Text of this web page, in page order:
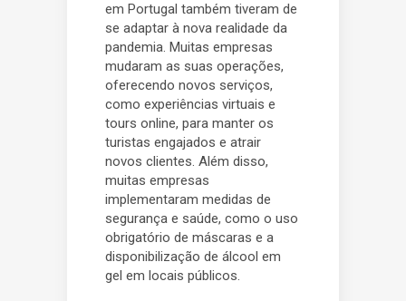
em Portugal também tiveram de
se adaptar à nova realidade da
pandemia. Muitas empresas
mudaram as suas operações,
oferecendo novos serviços,
como experiências virtuais e
tours online, para manter os
turistas engajados e atrair
novos clientes. Além disso,
muitas empresas
implementaram medidas de
segurança e saúde, como o uso
obrigatório de máscaras e a
disponibilização de álcool em
gel em locais públicos.